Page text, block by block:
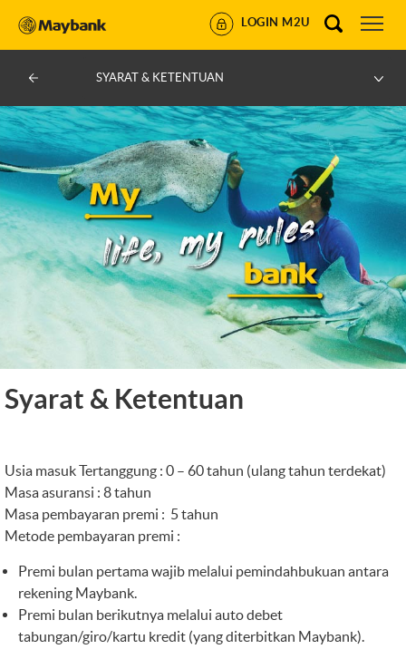
LOGIN M2U
SYARAT & KETENTUAN
Syarat & Ketentuan
Usia masuk Tertanggung : 0 – 60 tahun (ulang tahun terdekat)
Masa asuransi : 8 tahun
Masa pembayaran premi : 5 tahun
Metode pembayaran premi :
Premi bulan pertama wajib melalui pemindahbukuan antara
rekening Maybank.
Premi bulan berikutnya melalui auto debet
tabungan/giro/kartu kredit (yang diterbitkan Maybank).